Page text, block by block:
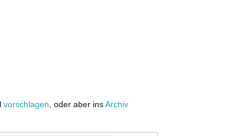
vorschlagen , oder aber ins Archiv